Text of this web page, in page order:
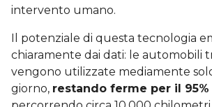
intervento umano.
Il potenziale di questa tecnologia
chiaramente dai dati: le automobili
vengono utilizzate mediamente
giorno, restando ferme per il